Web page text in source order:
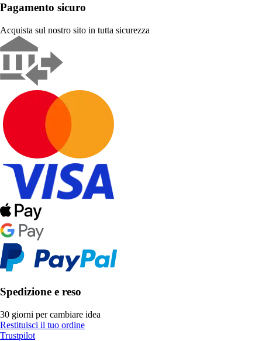
Pagamento sicuro
Acquista sul nostro sito in tutta sicurezza
Spedizione e reso
30 giorni per cambiare idea
Restituisci il tuo ordine
Trustpilot